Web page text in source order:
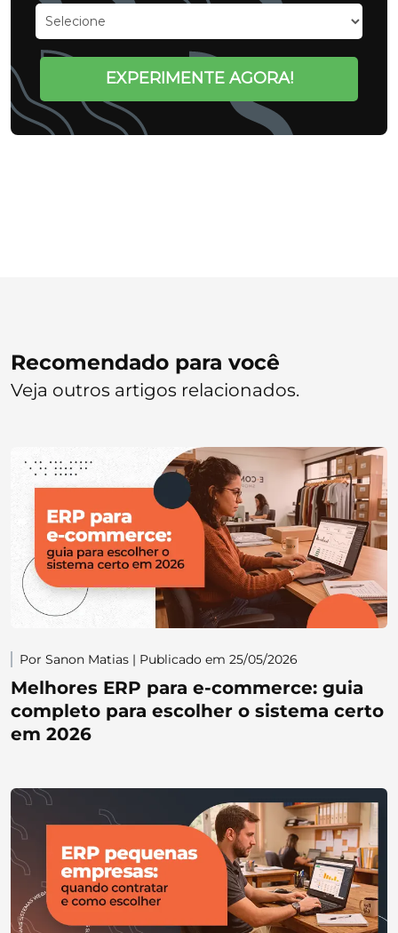
EXPERIMENTE AGORA!
Recomendado para você
Veja outros artigos relacionados.
Por Sanon Matias | Publicado em 25/05/2026
Melhores ERP para e-commerce: guia
completo para escolher o sistema certo
em 2026